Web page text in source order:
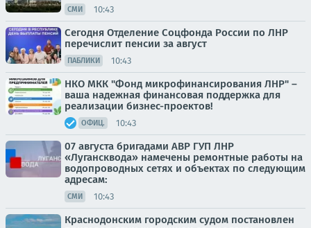
СМИ 10:43
Сегодня Отделение Соцфонда России по ЛНР
перечислит пенсии за август
ПАБЛИКИ 10:43
НКО МКК "Фонд микрофинансирования ЛНР" –
ваша надежная финансовая поддержка для
реализации бизнес-проектов!
ОФИЦ. 10:43
07 августа бригадами АВР ГУП ЛНР
«Лугансквода» намечены ремонтные работы на
водопроводных сетях и объектах по следующим
адресам:
СМИ 10:43
Краснодонским городским судом постановлен